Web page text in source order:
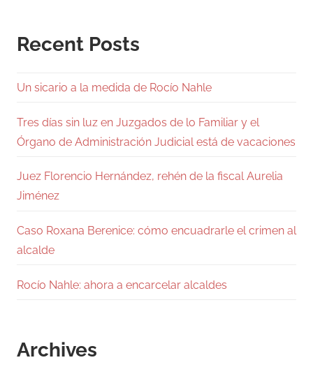
Recent Posts
Un sicario a la medida de Rocío Nahle
Tres días sin luz en Juzgados de lo Familiar y el
Órgano de Administración Judicial está de vacaciones
Juez Florencio Hernández, rehén de la fiscal Aurelia
Jiménez
Caso Roxana Berenice: cómo encuadrarle el crimen al
alcalde
Rocío Nahle: ahora a encarcelar alcaldes
Archives